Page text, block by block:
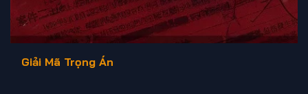
Giải Mã Trọng Án